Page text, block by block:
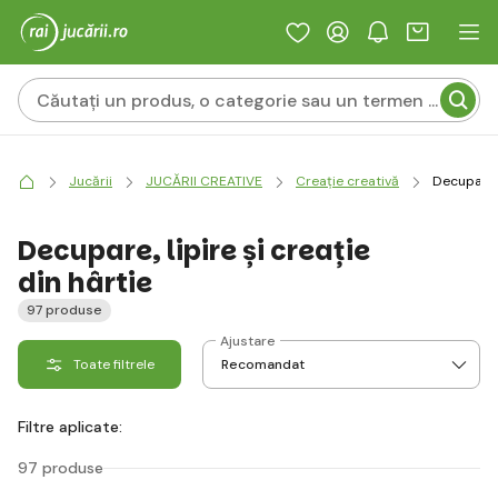
Jucării JUCĂRII CREATIVE Creație creativă
Decupare, lipire și creație
din hârtie
97 produse
Toate filtrele
Ajustare
Filtre aplicate:
97 produse